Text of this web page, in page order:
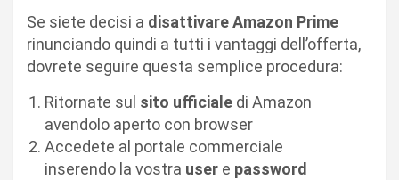
Se siete decisi a disattivare Amazon Prime
rinunciando quindi a tutti i vantaggi dell’offerta,
dovrete seguire questa semplice procedura:
Ritornate sul sito ufficiale di Amazon
avendolo aperto con browser
Accedete al portale commerciale
inserendo la vostra user e password